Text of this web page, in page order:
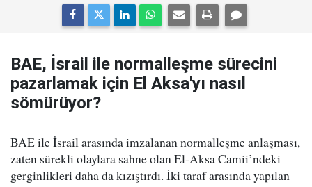
BAE, İsrail ile normalleşme sürecini
pazarlamak için El Aksa'yı nasıl
sömürüyor?
BAE ile İsrail arasında imzalanan normalleşme anlaşması,
zaten sürekli olaylara sahne olan El-Aksa Camii’ndeki
gerginlikleri daha da kızıştırdı. İki taraf arasında yapılan